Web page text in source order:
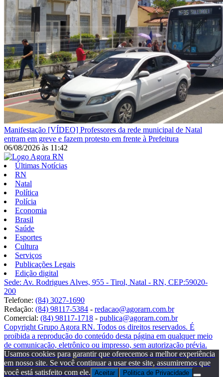
Manifestação [VÍDEO] Professores da rede municipal de Natal
entram em greve e fazem protesto em frente à Prefeitura
06/08/2026 às 11:42
Últimas Notícias
RN
Natal
Política
Polícia
Economia
Brasil
Saúde
Esportes
Cultura
Serviços
Publicações Legais
Edição digital
Sede: Av. Rodrigues Alves, 955 - Tirol, Natal - RN, CEP:59020-
200
Telefone: (84) 3027-1690
Redação: (84) 98117-5384 - redacao@agorarn.com.br
Comercial: (84) 98117-1718 - publica@agorarn.com.br
Copyright Grupo Agora RN. Todos os direitos reservados. É
proibida a reprodução do conteúdo desta página em qualquer meio
de comunicação, eletrônico ou impresso, sem autorização prévia.
Usamos cookies para garantir que oferecemos a melhor experiência
em nosso site. Se você continuar a usar este site, assumiremos que
você está satisfeito com ele. Aceitar Politica de Privacidade